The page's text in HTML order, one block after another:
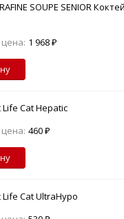
SOUPE SENIOR
1 968 ₽
Cat Hepatic
460 ₽
Cat UltraHypo